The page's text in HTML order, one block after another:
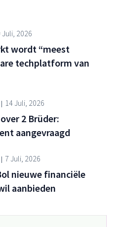
Juli, 2026
wordt “meest
techplatform van
14 Juli, 2026
2 Brüder:
aangevraagd
7 Juli, 2026
nieuwe financiële
aanbieden